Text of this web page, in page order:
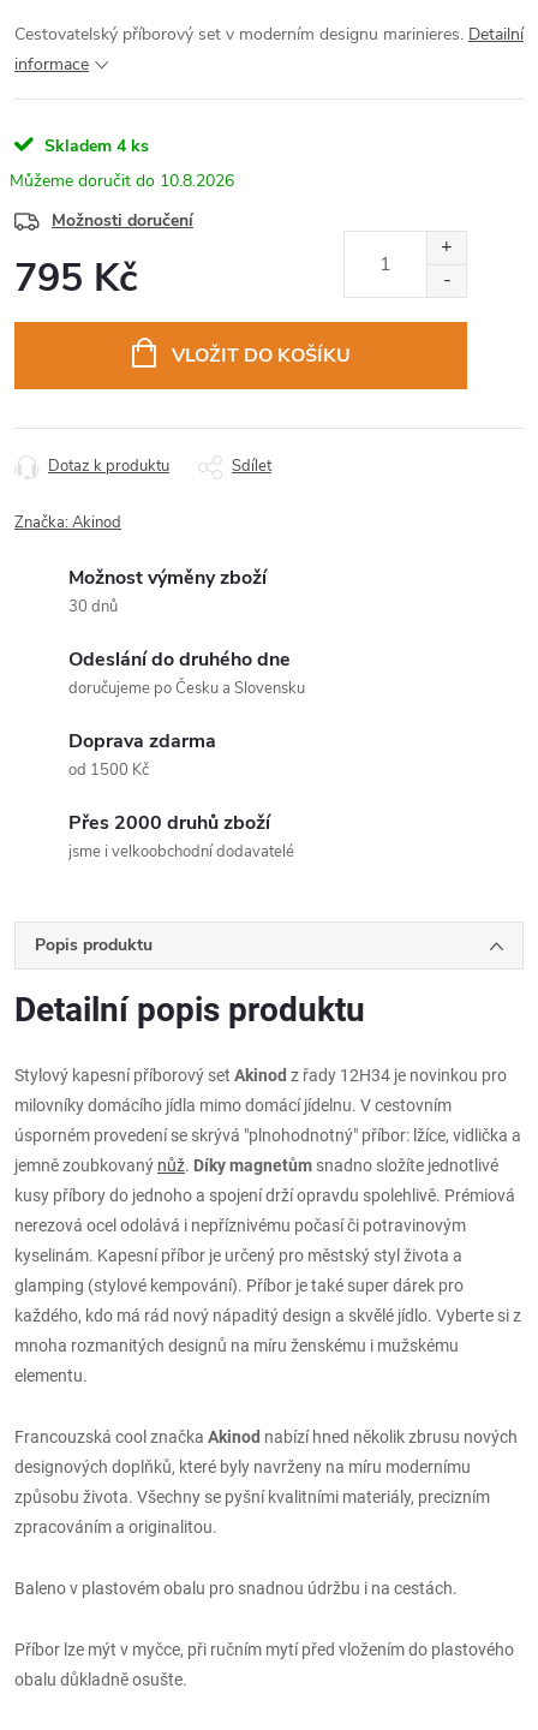
Cestovatelský příborový set v moderním designu marinieres. Detailní
informace
Skladem 4 ks
10.8.2026
Možnosti doručení
795 Kč
VLOŽIT DO KOŠÍKU
Dotaz k produktu Sdílet
Značka:Akinod
Možnost výměny zboží
30 dnů
Odeslání do druhého dne
doručujeme po Česku a Slovensku
Doprava zdarma
od 1500 Kč
Přes 2000 druhů zboží
jsme i velkoobchodní dodavatelé
Popis produktu
Detailní popis produktu
Stylový kapesní příborový set Akinod z řady 12H34 je novinkou pro
milovníky domácího jídla mimo domácí jídelnu. V cestovním
úsporném provedení se skrývá "plnohodnotný" příbor: lžíce, vidlička a
jemně zoubkovaný nůž. Díky magnetům snadno složíte jednotlivé
kusy příbory do jednoho a spojení drží opravdu spolehlivě. Prémiová
nerezová ocel odolává i nepříznivému počasí či potravinovým
kyselinám. Kapesní příbor je určený pro městský styl života a
glamping (stylové kempování). Příbor je také super dárek pro
každého, kdo má rád nový nápaditý design a skvělé jídlo. Vyberte si z
mnoha rozmanitých designů na míru ženskému i mužskému
elementu.
Francouzská cool značka Akinod nabízí hned několik zbrusu nových
designových doplňků, které byly navrženy na míru modernímu
způsobu života. Všechny se pyšní kvalitními materiály, precizním
zpracováním a originalitou.
Baleno v plastovém obalu pro snadnou údržbu i na cestách.
Příbor lze mýt v myčce, při ručním mytí před vložením do plastového
obalu důkladně osušte.